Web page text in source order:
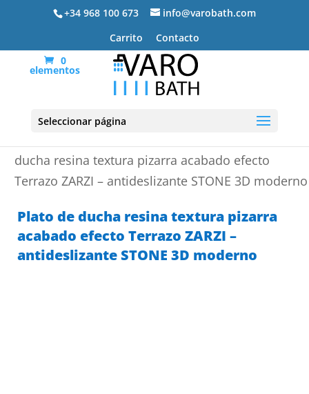
+34 968 100 673
info@varobath.com
Carrito
Contacto
0
elementos
Seleccionar página
ducha resina textura pizarra acabado efecto
Terrazo ZARZI – antideslizante STONE 3D moderno
Plato de ducha resina textura pizarra
acabado efecto Terrazo ZARZI –
antideslizante STONE 3D moderno